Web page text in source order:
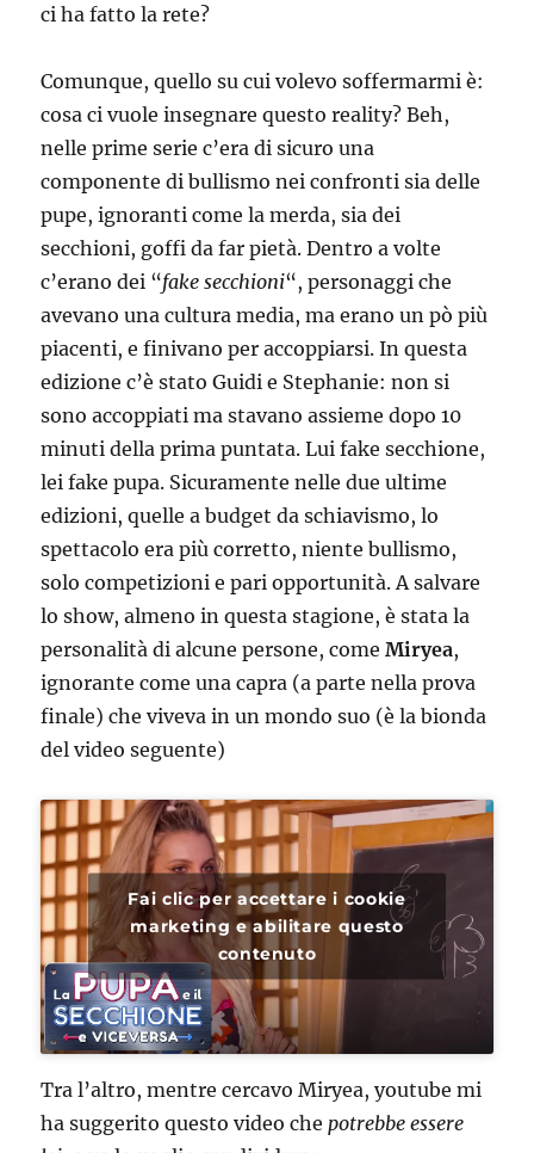
ci ha fatto la rete?
Comunque, quello su cui volevo soffermarmi è:
cosa ci vuole insegnare questo reality? Beh,
nelle prime serie c’era di sicuro una
componente di bullismo nei confronti sia delle
pupe, ignoranti come la merda, sia dei
secchioni, goffi da far pietà. Dentro a volte
c’erano dei “fake secchioni“, personaggi che
avevano una cultura media, ma erano un pò più
piacenti, e finivano per accoppiarsi. In questa
edizione c’è stato Guidi e Stephanie: non si
sono accoppiati ma stavano assieme dopo 10
minuti della prima puntata. Lui fake secchione,
lei fake pupa. Sicuramente nelle due ultime
edizioni, quelle a budget da schiavismo, lo
spettacolo era più corretto, niente bullismo,
solo competizioni e pari opportunità. A salvare
lo show, almeno in questa stagione, è stata la
personalità di alcune persone, comeMiryea,
ignorante come una capra (a parte nella prova
finale) che viveva in un mondo suo (è la bionda
del video seguente)
Fai clic per accettare i cookie
marketing e abilitare questo
contenuto
Tra l’altro, mentre cercavo Miryea, youtube mi
ha suggerito questo video che potrebbe essere